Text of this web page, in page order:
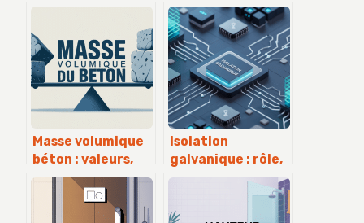
Masse volumique
béton : valeurs,
calculs et choix
pratiques
Isolation
galvanique : rôle,
enjeux et bonnes
pratiques de
conception